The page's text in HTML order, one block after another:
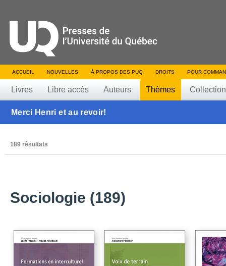
ACCUEIL NOUVELLES À PROPOS DES PUQ DROITS POUR
Livres Libre accès Auteurs Thèmes
Merci Henri et au revoir!
189 résultats
Sociologie (189)